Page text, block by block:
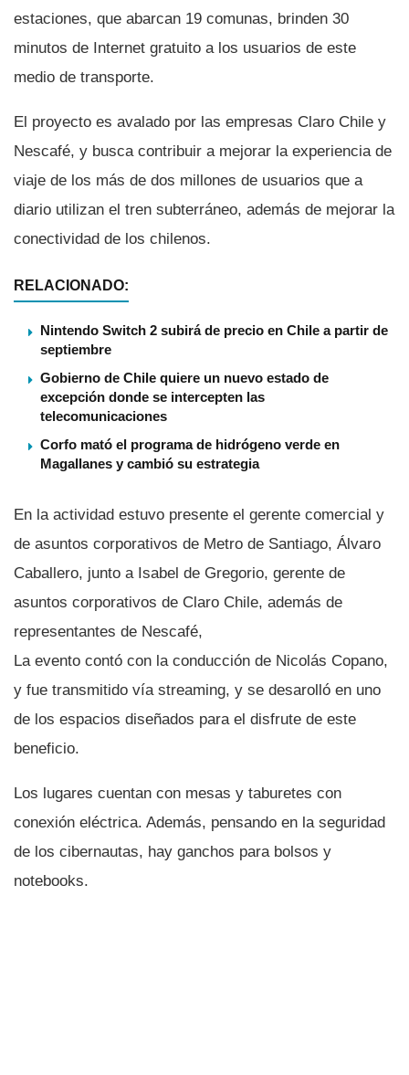
estaciones, que abarcan 19 comunas, brinden 30
minutos de Internet gratuito a los usuarios de este
medio de transporte.
El proyecto es avalado por las empresas Claro Chile y
Nescafé, y busca contribuir a mejorar la experiencia de
viaje de los más de dos millones de usuarios que a
diario utilizan el tren subterráneo, además de mejorar la
conectividad de los chilenos.
RELACIONADO:
Nintendo Switch 2 subirá de precio en Chile a partir de
septiembre
Gobierno de Chile quiere un nuevo estado de
excepción donde se intercepten las
telecomunicaciones
Corfo mató el programa de hidrógeno verde en
Magallanes y cambió su estrategia
En la actividad estuvo presente el gerente comercial y
de asuntos corporativos de Metro de Santiago, Álvaro
Caballero, junto a Isabel de Gregorio, gerente de
asuntos corporativos de Claro Chile, además de
representantes de Nescafé,
La evento contó con la conducción de Nicolás Copano,
y fue transmitido ví­a streaming, y se desarolló en uno
de los espacios diseñados para el disfrute de este
beneficio.
Los lugares cuentan con mesas y taburetes con
conexión eléctrica. Además, pensando en la seguridad
de los cibernautas, hay ganchos para bolsos y
notebooks.